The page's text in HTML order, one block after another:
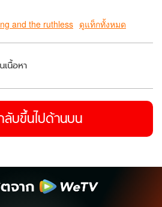
and the ruthless ดูแท็กทั้งหมด
นื้อหา
ลับขึ้นไปด้านบน
จาก